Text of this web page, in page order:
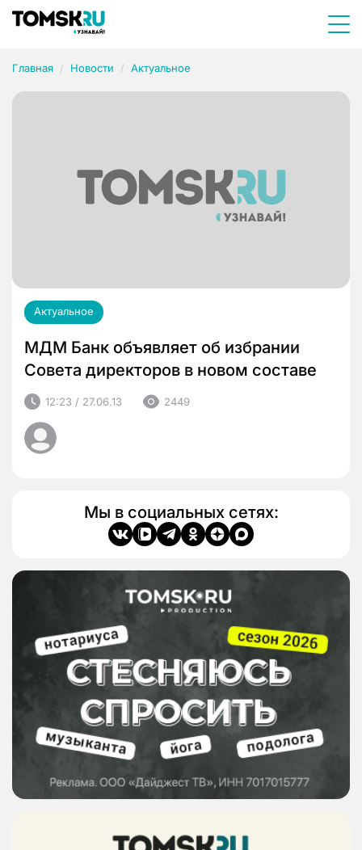
Главная Новости Актуальное
Актуальное
МДМ Банк объявляет об избрании
Совета директоров в новом составе
12:23 / 27.06.13 2449
Мы в социальных сетях: